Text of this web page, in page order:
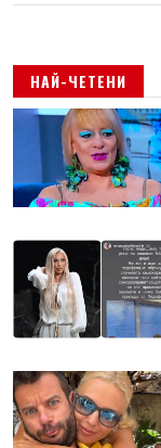
НАЙ-ЧЕТЕНИ